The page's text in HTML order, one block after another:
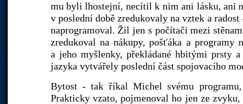
mu byli lhostejní, necítil k nim ani lásku, ani
v poslední době zredukovaly na vztek a
naprogramoval. Žil jen s počítači mezi
zredukoval na nákupy, pošťáka a programy
a jeho myšlenky, překládané hbitými prsty
jazyka vytvářely poslední část spojovacího
Bytost - tak říkal Michel svému
Prakticky vzato, pojmenoval ho jen ze